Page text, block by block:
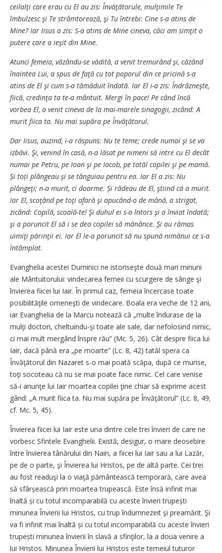
ceilalţi care erau cu El au zis: Învăţătorule, mulţimile Te
îmbulzesc şi Te strâmtorează, şi Tu întrebi: Cine s-a atins de
Mine? Iar Iisus a zis: S-a atins de Mine cineva, căci am simţit o
putere care a ieşit din Mine.
Atunci femeia, văzându-se vădită, a venit tremurând şi, căzând
înaintea Lui, a spus de faţă cu tot poporul din ce pricină s-a
atins de El şi cum s-a tămăduit îndată. Iar El i-a zis: Îndrăzneşte,
fiică, credinţa ta te-a mântuit. Mergi în pace! Pe când încă
vorbea El, a venit cineva de la mai-marele sinagogii, zicând: A
murit fiica ta. Nu mai supăra pe Învăţătorul.
Dar Iisus, auzind, i-a răspuns: Nu te teme; crede numai şi se va
izbăvi. Şi, venind în casă, n-a lăsat pe nimeni să intre cu El decât
numai pe Petru, pe Ioan şi pe Iacob, pe tatăl copilei şi pe mamă.
Și toți plângeau şi se tânguiau pentru ea. Iar El a zis: Nu
plângeţi; n-a murit, ci doarme. Și râdeau de El, ştiind că a murit.
Iar El, scoţând pe toţi afară şi apucând-o de mână, a strigat,
zicând: Copilă, scoală-te! Şi duhul ei s-a întors şi a înviat îndată;
şi a poruncit El să i se dea copilei să mănânce. Şi au rămas
uimiţi părinţii ei. Iar El le-a poruncit să nu spună nimănui ce s-a
întâmplat.
Evanghelia acestei Duminici ne istoriseşte două mari minuni
ale Mântuitorului: vindecarea femeii cu ­scurgere de sânge şi
învierea fiicei lui Iair. În primul caz, femeia încercase toate
posibilităţile omeneşti de vindecare. Boala era ­veche de 12 ani,
iar Evanghelia de la Marcu notează că „multe îndurase de la
mulţi doctori, cheltuindu-şi toate ale sale, dar nefolosind nimic,
ci mai mult mergând înspre rău” (Mc. 5, 26). Cât despre fiica lui
Iair, dacă până era „pe moarte” (Lc. 8, 42) tatăl spera ca
Învăţătorul din Nazaret s-o mai poată scăpa, după ce murise,
toţi socoteau că nu se mai poate face nimic. Cel care venise
să-i anunţe lui Iair moartea copilei ţine chiar să exprime acest
gând: „A murit fiica ta. Nu mai supăra pe Învăţătorul” (Lc. 8, 49;
cf. Mc. 5, 45).
Învierea fiicei lui Iair este una dintre cele trei învieri de care ne
vorbesc Sfintele Evanghelii. Există, desigur, o mare deosebire
între învierea tânărului din Nain, a fiicei lui Iair sau a lui Lazăr,
pe de o parte, şi Învierea lui Hristos, pe de altă parte. Cei trei
au fost readuşi la o viaţă pământească temporară, care avea
să sfârșească prin moartea trupească. Este însă infinit mai
înaltă și cu totul incomparabilă cu aceste învieri trupești
minunea Învierii lui Hristos, cu trup îndumnezeit şi preamărit. Şi
va fi infinit mai înaltă și cu totul incomparabilă cu aceste învieri
trupești minunea învierii în slavă a sfinţilor, la a doua venire a
lui Hristos. Minunea Învierii lui Hristos este temeiul tuturor